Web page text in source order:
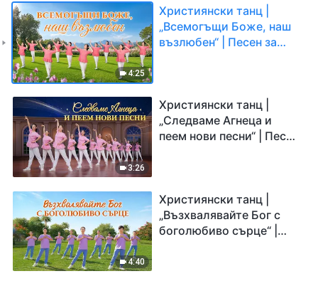
4:25
Християнски танц |
„Всемогъщи Боже, наш
възлюбен“ | Песен за
3:26
Християнски танц |
„Следваме Агнеца и
пеем нови песни“ | Песен
4:40
Християнски танц |
„Възхвалявайте Бог с
боголюбиво сърце“ |